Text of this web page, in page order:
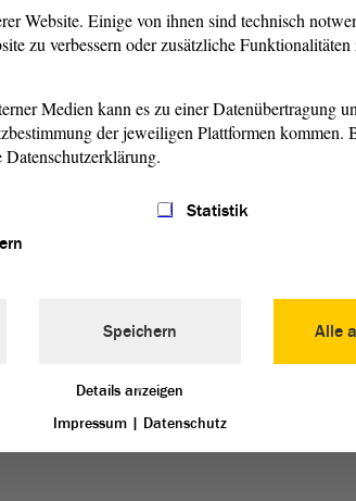
Anhalt vertreten:
Website. Einige von ihnen sind technisch
zu verbessern oder zusätzliche
Medien kann es zu einer Datenübertragung
der jeweiligen Plattformen kommen.
Statistik
Alle
Speichern
Details anzeigen
Impressum | Datenschutz